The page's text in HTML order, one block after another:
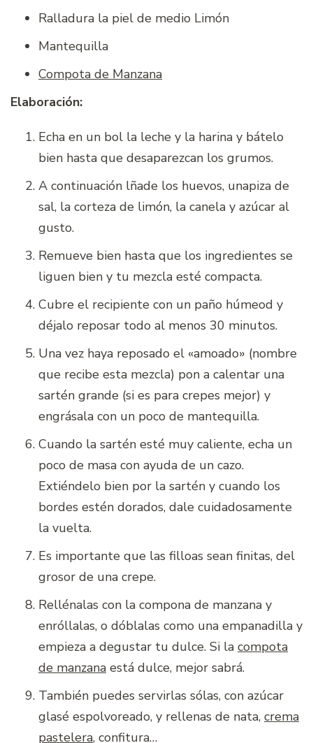
Ralladura la piel de medio Limón
Mantequilla
Compota de Manzana
Elaboración:
Echa en un bol la leche y la harina y bátelo
bien hasta que desaparezcan los grumos.
A continuación lñade los huevos, unapiza de
sal, la corteza de limón, la canela y azúcar al
gusto.
Remueve bien hasta que los ingredientes se
liguen bien y tu mezcla esté compacta.
Cubre el recipiente con un paño húmeod y
déjalo reposar todo al menos 30 minutos.
Una vez haya reposado el «amoado» (nombre
que recibe esta mezcla) pon a calentar una
sartén grande (si es para crepes mejor) y
engrásala con un poco de mantequilla.
Cuando la sartén esté muy caliente, echa un
poco de masa con ayuda de un cazo.
Extiéndelo bien por la sartén y cuando los
bordes estén dorados, dale cuidadosamente
la vuelta.
Es importante que las filloas sean finitas, del
grosor de una crepe.
Rellénalas con la compona de manzana y
enróllalas, o dóblalas como una empanadilla y
empieza a degustar tu dulce. Si la compota
de manzana está dulce, mejor sabrá.
También puedes servirlas sólas, con azúcar
glasé espolvoreado, y rellenas de nata, crema
pastelera, confitura…